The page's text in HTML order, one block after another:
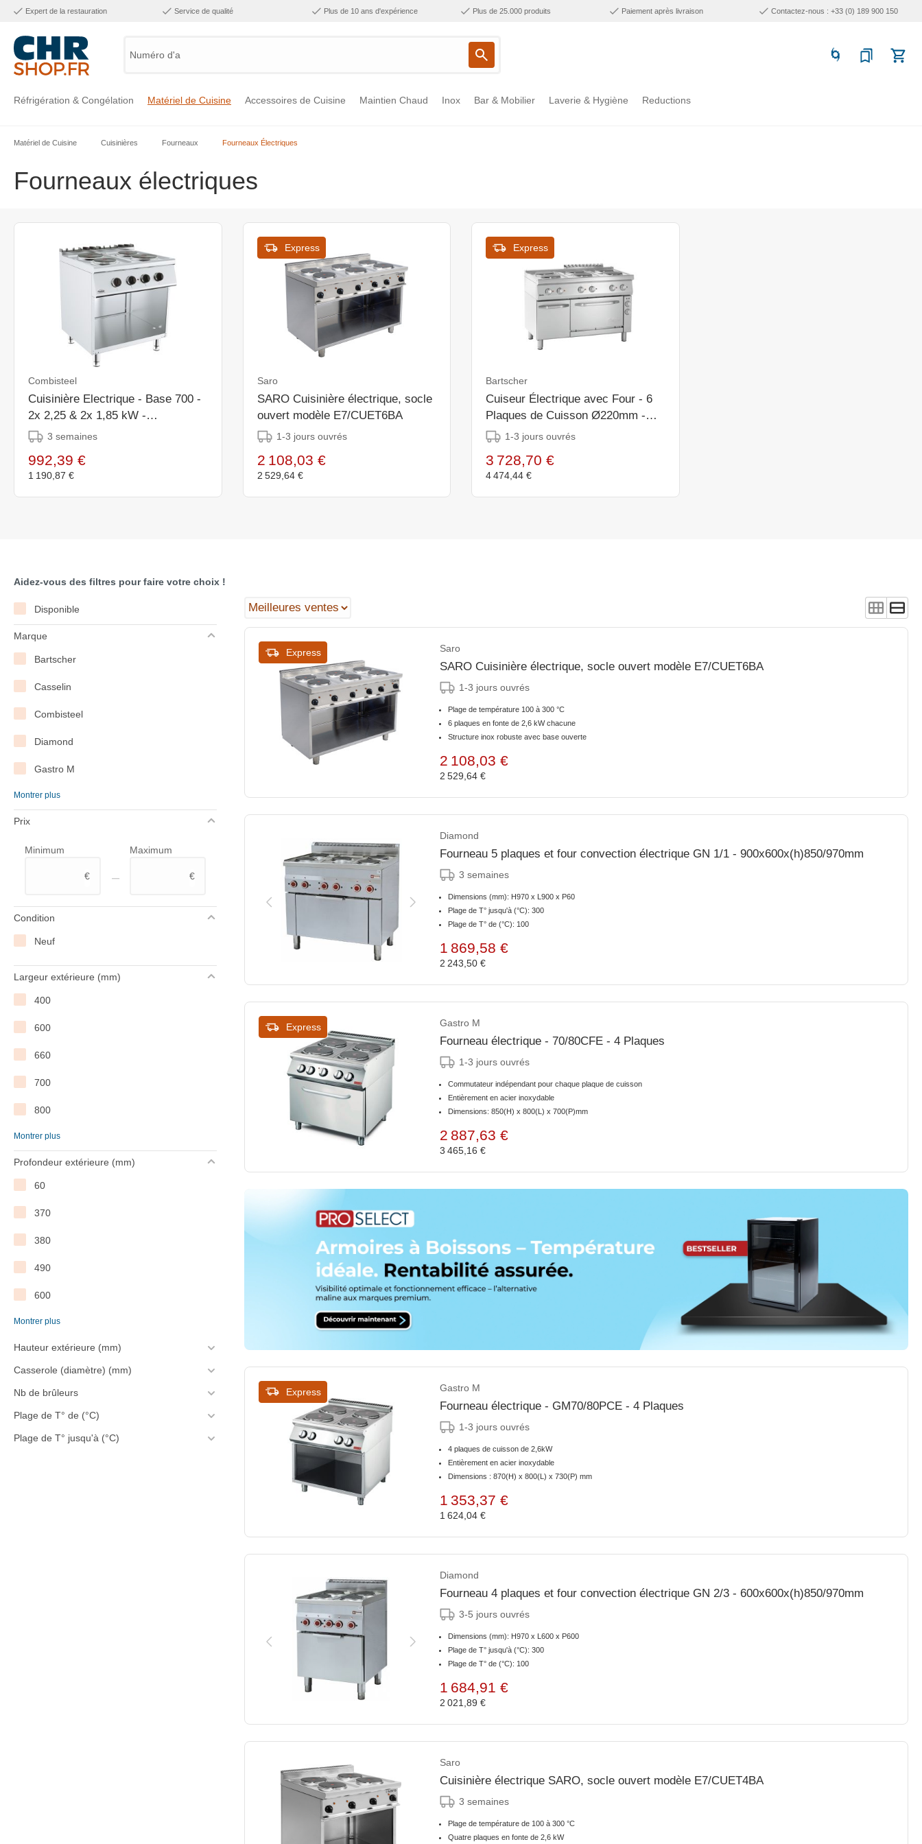
Expert de la restauration Service de qualité Plus de 10 ans d'expérience Plus de 25.000 produits Paiement après livraison Contactez-nous : +33 (0) 189 900 150
Numéro d'arti
Réfrigération & Congélation Matériel de Cuisine Accessoires de Cuisine Maintien Chaud Inox Bar & Mobilier Laverie & Hygiène Reductions
Matériel de Cuisine Cuisinières Fourneaux Fourneaux Électriques
Fourneaux électriques
Combisteel
Cuisinière Electrique - Base 700 -
2x 2,25 & 2x 1,85 kW -
800x700x(H)900mm
3 semaines
992,39 €
1 190,87 €
Express
Saro
SARO Cuisinière électrique, socle
ouvert modèle E7/CUET6BA
1-3 jours ouvrés
2 108,03 €
2 529,64 €
Express
Bartscher
Cuiseur Électrique avec Four - 6
Plaques de Cuisson Ø220mm -
400V - Gastronorm 1/1 -
1-3 jours ouvrés
3 728,70 €
4 474,44 €
Aidez-vous des filtres pour faire votre choix !
Disponible
Marque
Bartscher
Casselin
Combisteel
Diamond
Gastro M
Lincat
Saro
Montrer plus
Prix
Minimum
€ –
Maximum
€
Condition
Neuf
Largeur extérieure (mm)
400
600
660
700
800
900
990
1000
1200
Montrer plus
Profondeur extérieure (mm)
60
370
380
490
600
650
670
714
Montrer plus
Hauteur extérieure (mm)
Casserole (diamètre) (mm)
Nb de brûleurs
Plage de T° de (°C)
Plage de T° jusqu'à (°C)
Express Saro
SARO Cuisinière électrique, socle ouvert modèle E7/CUET6BA
1-3 jours ouvrés
Plage de température 100 à 300 °C
6 plaques en fonte de 2,6 kW chacune
Structure inox robuste avec base ouverte
2 108,03 €
2 529,64 €
Diamond
Fourneau 5 plaques et four convection électrique GN 1/1 - 900x600x(h)850/970mm
3 semaines
Dimensions (mm): H970 x L900 x P60
Plage de T° jusqu'à (°C): 300
Plage de T° de (°C): 100
1 869,58 €
2 243,50 €
Express Gastro M
Fourneau électrique - 70/80CFE - 4 Plaques
1-3 jours ouvrés
Commutateur indépendant pour chaque plaque de cuisson
Entièrement en acier inoxydable
Dimensions: 850(H) x 800(L) x 700(P)mm
2 887,63 €
3 465,16 €
Express Gastro M
Fourneau électrique - GM70/80PCE - 4 Plaques
1-3 jours ouvrés
4 plaques de cuisson de 2,6kW
Entièrement en acier inoxydable
Dimensions : 870(H) x 800(L) x 730(P) mm
1 353,37 €
1 624,04 €
Diamond
Fourneau 4 plaques et four convection électrique GN 2/3 - 600x600x(h)850/970mm
3-5 jours ouvrés
Dimensions (mm): H970 x L600 x P600
Plage de T° jusqu'à (°C): 300
Plage de T° de (°C): 100
1 684,91 €
2 021,89 €
Saro
Cuisinière électrique SARO, socle ouvert modèle E7/CUET4BA
3 semaines
Plage de température de 100 à 300 °C
Quatre plaques en fonte de 2,6 kW